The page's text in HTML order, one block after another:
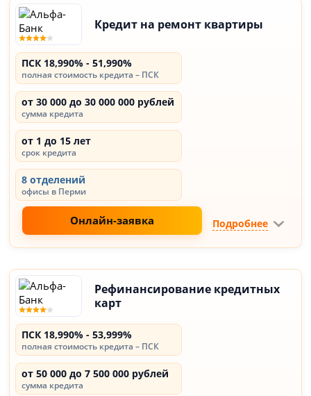
Кредит на ремонт квартиры
ПСК 18,990% - 51,990%
полная стоимость кредита – ПСК
от 30 000 до 30 000 000 рублей
сумма кредита
от 1 до 15 лет
срок кредита
8 отделений
офисы в Перми
Онлайн-заявка Подробнее
Рефинансирование кредитных
карт
ПСК 18,990% - 53,999%
полная стоимость кредита – ПСК
от 50 000 до 7 500 000 рублей
сумма кредита